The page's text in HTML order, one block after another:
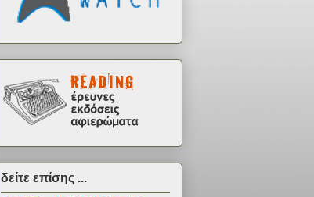
δείτε επίσης ...